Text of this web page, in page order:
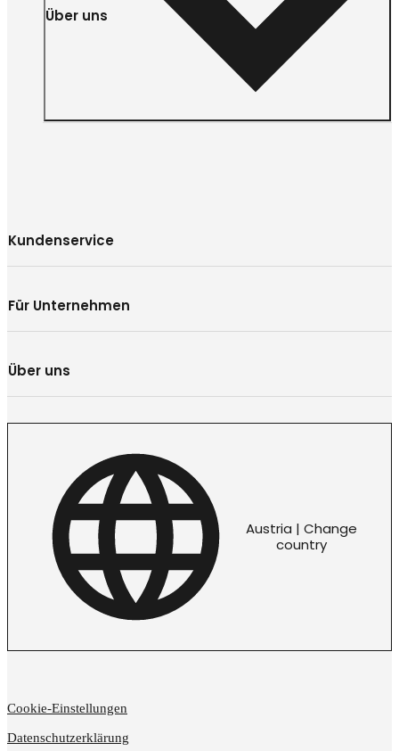
Über uns
Kundenservice
Für Unternehmen
Über uns
Austria | Change
country
Cookie-Einstellungen
Datenschutzerklärung